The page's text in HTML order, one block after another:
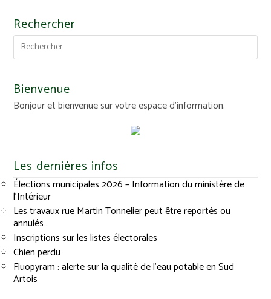
Rechercher
Bienvenue
Bonjour et bienvenue sur votre espace d'information.
Les dernières infos
Élections municipales 2026 – Information du ministère de
l’Intérieur
Les travaux rue Martin Tonnelier peut être reportés ou
annulés…
Inscriptions sur les listes électorales
Chien perdu
Fluopyram : alerte sur la qualité de l’eau potable en Sud
Artois